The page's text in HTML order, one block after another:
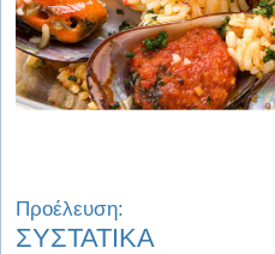
Προέλευση:
ΣΥΣΤΑΤΙΚΑ